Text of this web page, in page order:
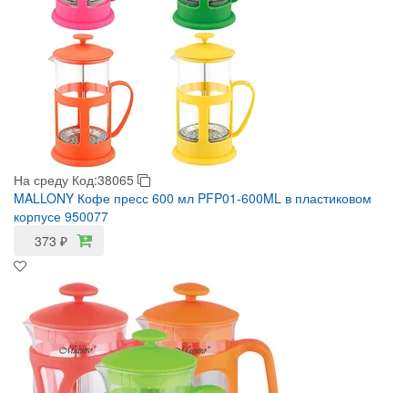
На среду Код:38065
MALLONY Кофе пресс 600 мл PFP01-600ML в пластиковом
корпусе 950077
373 ₽